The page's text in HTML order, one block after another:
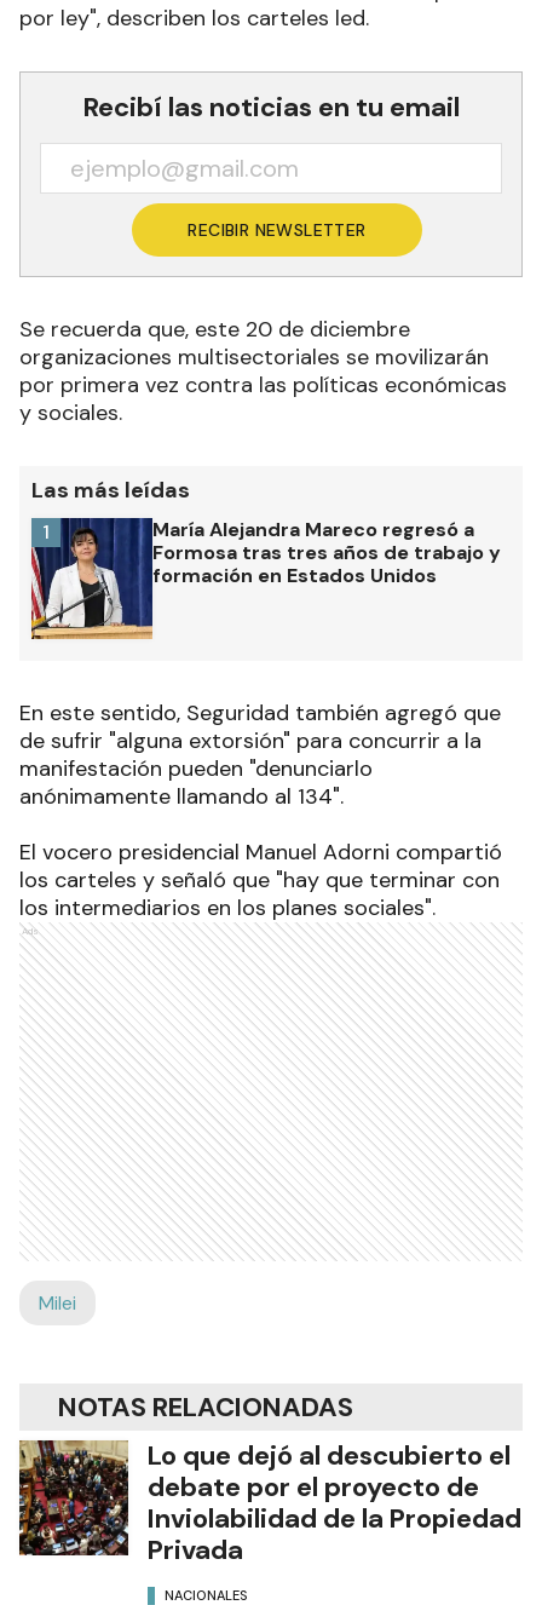
por ley", describen los carteles led.
Recibí las noticias en tu email
RECIBIR NEWSLETTER
Se recuerda que, este 20 de diciembre
organizaciones multisectoriales se movilizarán
por primera vez contra las políticas económicas
y sociales.
Las más leídas
María Alejandra Mareco regresó a
Formosa tras tres años de trabajo y
formación en Estados Unidos
1
En este sentido, Seguridad también agregó que
de sufrir "alguna extorsión" para concurrir a la
manifestación pueden "denunciarlo
anónimamente llamando al 134".
El vocero presidencial Manuel Adorni compartió
los carteles y señaló que "hay que terminar con
los intermediarios en los planes sociales".
Ads
Milei
NOTAS RELACIONADAS
Lo que dejó al descubierto el
debate por el proyecto de
Inviolabilidad de la Propiedad
Privada
NACIONALES